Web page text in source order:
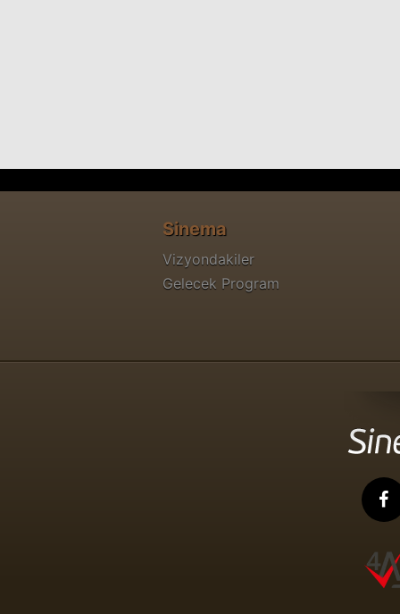
Sinema
Vizyondakiler
Gelecek Program